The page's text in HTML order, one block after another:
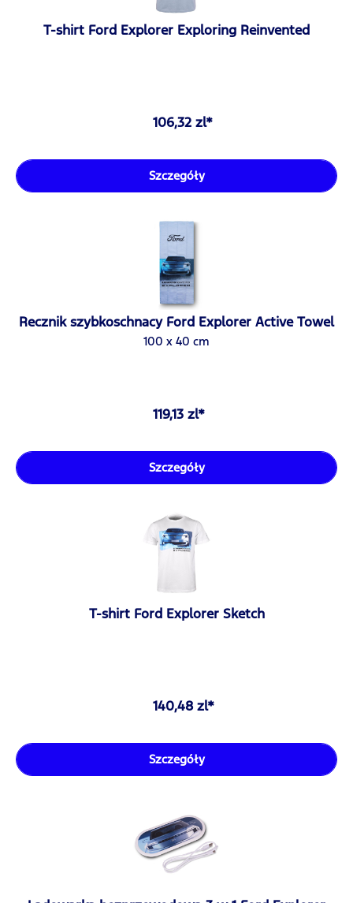
T-shirt Ford Explorer Exploring Reinvented
106,32 zl*
Szczegóły
Recznik szybkoschnacy Ford Explorer Active Towel
100 x 40 cm
119,13 zl*
Szczegóły
T-shirt Ford Explorer Sketch
140,48 zl*
Szczegóły